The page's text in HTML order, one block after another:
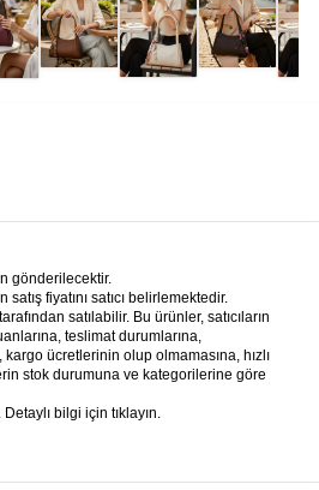
gönderilecektir.
fiyatını satıcı belirlemektedir.
satılabilir. Bu ürünler, satıcıların
teslimat durumlarına,
ücretlerinin olup olmamasına, hızlı
stok durumuna ve kategorilerine göre
bilgi için tıklayın.